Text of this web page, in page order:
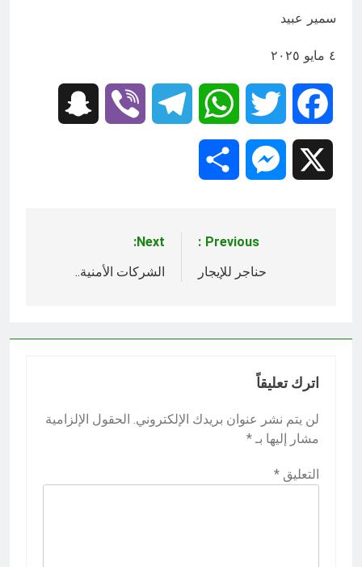
سمير عبيد
٤ مايو ٢٠٢٥
Facebook
Twitter
WhatsApp
Telegram
Viber
Messenger
المقالات
Previous:
حناجر للإيجار
Next:
الشركات الأمنية..
اترك تعليقاً
لن يتم نشر عنوان بريدك الإلكتروني. الحقول الإلزامية
مشار إليها بـ *
التعليق *